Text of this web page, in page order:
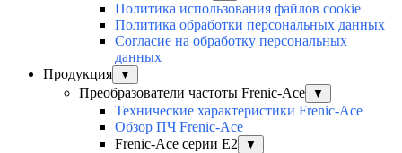
Политика использования файлов cookie
Политика обработки персональных данных
Согласие на обработку персональных
данных
Продукция
▼
Преобразователи частоты Frenic-Ace ▼
Технические характеристики Frenic-Ace
Обзор ПЧ Frenic-Ace
Frenic-Ace серии E2
▼